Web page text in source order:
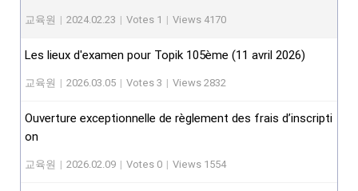
교육원 | 2024.02.23 | Votes 1 | Views 4170
Les lieux d'examen pour Topik 105ème (11 avril 2026)
교육원 | 2026.03.05 | Votes 3 | Views 2832
Ouverture exceptionnelle de règlement des frais d’inscripti
on
교육원 | 2026.02.09 | Votes 0 | Views 1554